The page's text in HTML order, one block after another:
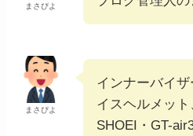
まさぴよ
まさぴよ
インナーバイ
イスヘルメット
SHOEI・GT-